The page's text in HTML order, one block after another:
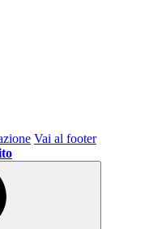
Vai al footer